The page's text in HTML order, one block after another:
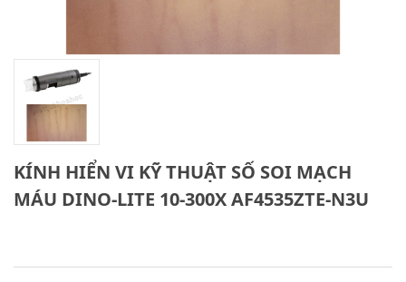
KÍNH HIỂN VI KỸ THUẬT SỐ SOI MẠCH
MÁU DINO-LITE 10-300X AF4535ZTE-N3U